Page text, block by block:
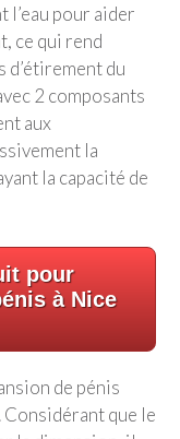
l’eau pour aider
ce qui rend
d’étirement du
2 composants
aux
la
la capacité de
pour
à Nice
de pénis
Considérant que le